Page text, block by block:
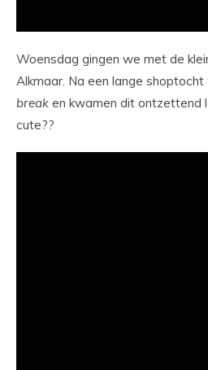
Woensdag gingen we met de
Alkmaar. Na een lange
break en kwamen dit ontzettend
cute??